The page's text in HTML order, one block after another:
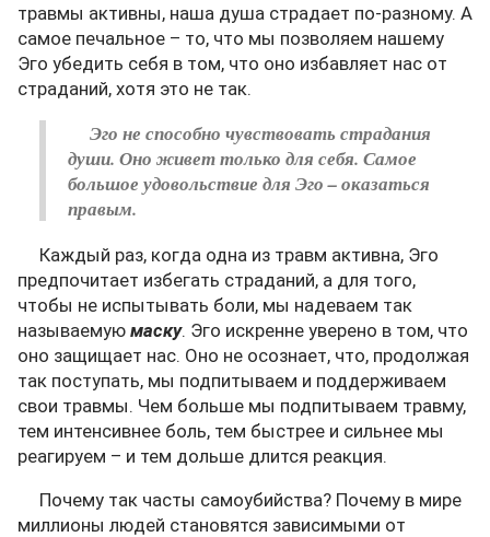
травмы активны, наша душа страдает по-разному. А
самое печальное – то, что мы позволяем нашему
Эго убедить себя в том, что оно избавляет нас от
страданий, хотя это не так.
Эго не способно чувствовать страдания
души. Оно живет только для себя. Самое
большое удовольствие для Эго – оказаться
правым.
Каждый раз, когда одна из травм активна, Эго
предпочитает избегать страданий, а для того,
чтобы не испытывать боли, мы надеваем так
называемую маску. Эго искренне уверено в том, что
оно защищает нас. Оно не осознает, что, продолжая
так поступать, мы подпитываем и поддерживаем
свои травмы. Чем больше мы подпитываем травму,
тем интенсивнее боль, тем быстрее и сильнее мы
реагируем – и тем дольше длится реакция.
Почему так часты самоубийства? Почему в мире
миллионы людей становятся зависимыми от